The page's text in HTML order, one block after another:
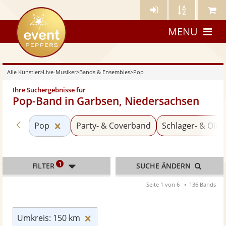
Künstler- Künstler Meine
eventpeppers
MENU
Alle Künstler>Live-Musiker>Bands & Ensembles>Pop
Ihre Suchergebnisse für
Pop-Band in Garbsen, Niedersachsen
Zurück zu «Bands & Ensembles»
Pop Kategorie «Pop» zurücksetzen
Party- & Coverband Schlager- &
Umkreis: 150 km
FILTER 1 SUCHE ÄNDERN
Seite 1 von 6 136 Bands